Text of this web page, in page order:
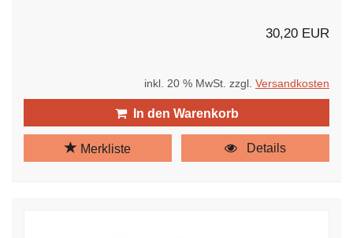
30,20 EUR
inkl. 20 % MwSt. zzgl. Versandkosten
In den Warenkorb
Merkliste Details